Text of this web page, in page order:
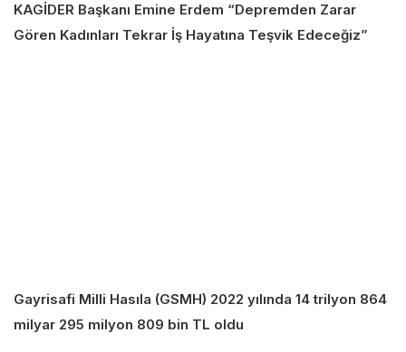
KAGİDER Başkanı Emine Erdem “Depremden Zarar
Gören Kadınları Tekrar İş Hayatına Teşvik Edeceğiz”
Gayrisafi Milli Hasıla (GSMH) 2022 yılında 14 trilyon 864
milyar 295 milyon 809 bin TL oldu